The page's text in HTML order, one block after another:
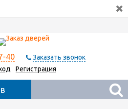
40
Заказать звонок
Регистрация